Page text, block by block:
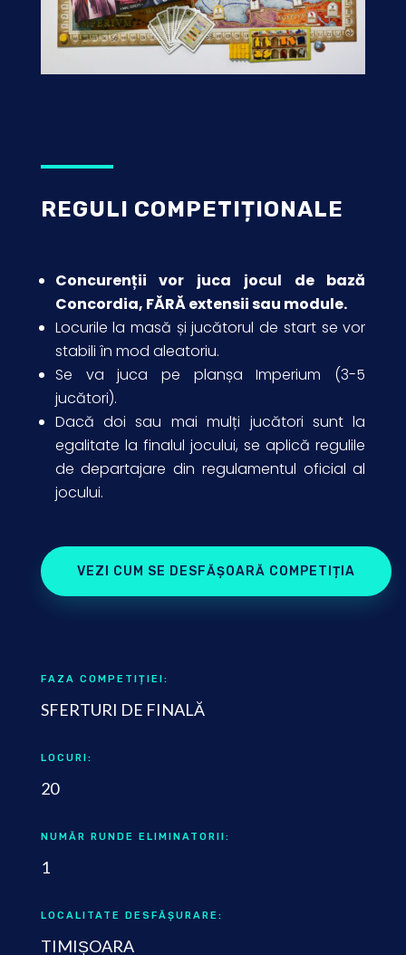
REGULI COMPETIȚIONALE
Concurenții vor juca jocul de bază
Concordia, FĂRĂ extensii sau module.
Locurile la masă și jucătorul de start se vor
stabili în mod aleatoriu.
Se va juca pe planșa Imperium (3-5
jucători).
Dacă doi sau mai mulți jucători sunt la
egalitate la finalul jocului, se aplică regulile
de departajare din regulamentul oficial al
jocului.
VEZI CUM SE DESFĂȘOARĂ COMPETIȚIA
FAZA COMPETIȚIEI:
SFERTURI DE FINALĂ
LOCURI:
20
NUMĂR RUNDE ELIMINATORII:
1
LOCALITATE DESFĂȘURARE:
TIMIȘOARA